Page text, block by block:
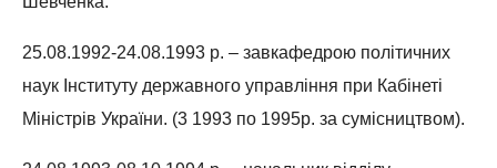
25.08.1992-24.08.1993 р. – завкафедрою політичних
наук Інституту державного управління при Кабінеті
Міністрів України. (3 1993 по 1995р. за сумісництвом).